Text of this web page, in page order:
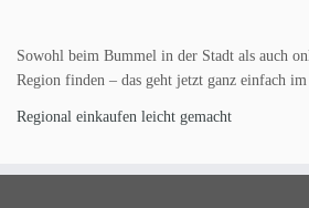
Sowohl beim Bummel in der Stadt als auch
Region finden – das geht jetzt ganz einfach im
Regional einkaufen leicht gemacht